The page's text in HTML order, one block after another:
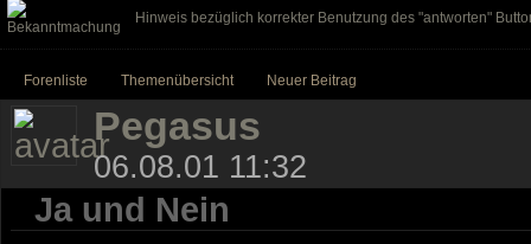
Hinweis bezüglich korrekter Benutzung des "antworten"
Forenliste Themenübersicht Neuer Beitrag
Pegasus
06.08.01 11:32
Ja und Nein